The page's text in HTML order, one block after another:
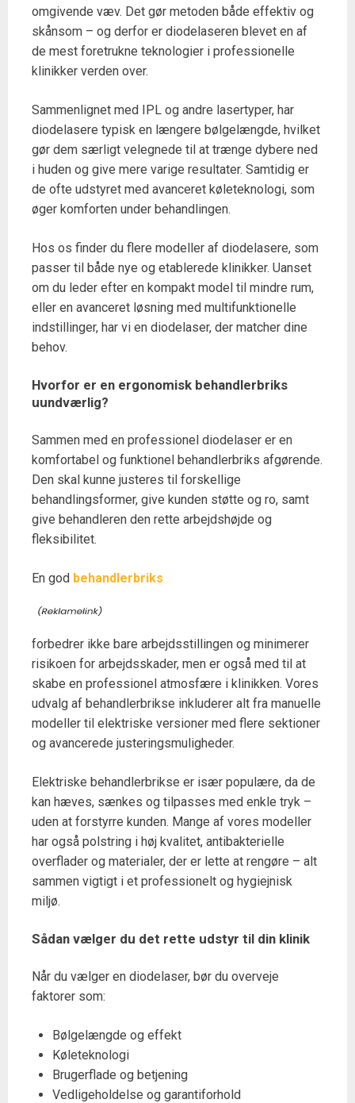
omgivende væv. Det gør metoden både effektiv og
skånsom – og derfor er diodelaseren blevet en af
de mest foretrukne teknologier i professionelle
klinikker verden over.
Sammenlignet med IPL og andre lasertyper, har
diodelasere typisk en længere bølgelængde, hvilket
gør dem særligt velegnede til at trænge dybere ned
i huden og give mere varige resultater. Samtidig er
de ofte udstyret med avanceret køleteknologi, som
øger komforten under behandlingen.
Hos os finder du flere modeller af diodelasere, som
passer til både nye og etablerede klinikker. Uanset
om du leder efter en kompakt model til mindre rum,
eller en avanceret løsning med multifunktionelle
indstillinger, har vi en diodelaser, der matcher dine
behov.
Hvorfor er en ergonomisk behandlerbriks
uundværlig?
Sammen med en professionel diodelaser er en
komfortabel og funktionel behandlerbriks afgørende.
Den skal kunne justeres til forskellige
behandlingsformer, give kunden støtte og ro, samt
give behandleren den rette arbejdshøjde og
fleksibilitet.
En god behandlerbriks
forbedrer ikke bare arbejdsstillingen og minimerer
risikoen for arbejdsskader, men er også med til at
skabe en professionel atmosfære i klinikken. Vores
udvalg af behandlerbrikse inkluderer alt fra manuelle
modeller til elektriske versioner med flere sektioner
og avancerede justeringsmuligheder.
Elektriske behandlerbrikse er især populære, da de
kan hæves, sænkes og tilpasses med enkle tryk –
uden at forstyrre kunden. Mange af vores modeller
har også polstring i høj kvalitet, antibakterielle
overflader og materialer, der er lette at rengøre – alt
sammen vigtigt i et professionelt og hygiejnisk
miljø.
Sådan vælger du det rette udstyr til din klinik
Når du vælger en diodelaser, bør du overveje
faktorer som:
Bølgelængde og effekt
Køleteknologi
Brugerflade og betjening
Vedligeholdelse og garantiforhold